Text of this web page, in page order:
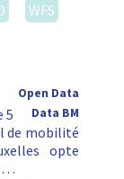
WFS
Open Data
Data BM
5
de mobilité
opte
…